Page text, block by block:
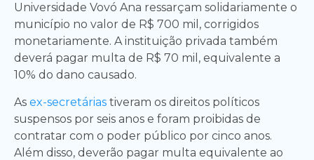
Universidade Vovó Ana ressarçam solidariamente o
município no valor de R$ 700 mil, corrigidos
monetariamente. A instituição privada também
deverá pagar multa de R$ 70 mil, equivalente a
10% do dano causado.
As ex-secretárias tiveram os direitos políticos
suspensos por seis anos e foram proibidas de
contratar com o poder público por cinco anos.
Além disso, deverão pagar multa equivalente ao